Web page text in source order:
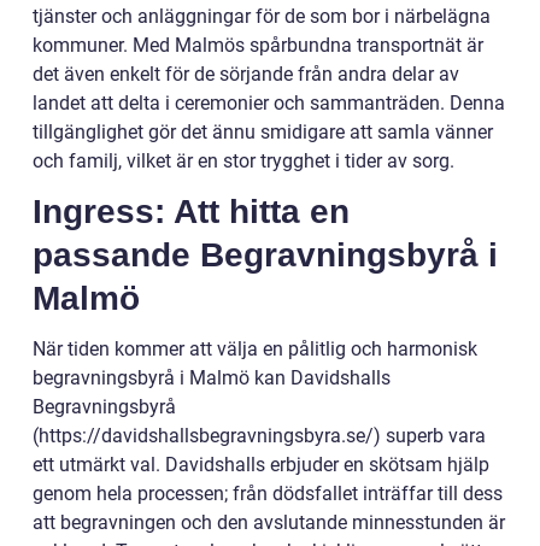
tjänster och anläggningar för de som bor i närbelägna
kommuner. Med Malmös spårbundna transportnät är
det även enkelt för de sörjande från andra delar av
landet att delta i ceremonier och sammanträden. Denna
tillgänglighet gör det ännu smidigare att samla vänner
och familj, vilket är en stor trygghet i tider av sorg.
Ingress: Att hitta en
passande Begravningsbyrå i
Malmö
När tiden kommer att välja en pålitlig och harmonisk
begravningsbyrå i Malmö kan Davidshalls
Begravningsbyrå
(https://davidshallsbegravningsbyra.se/) superb vara
ett utmärkt val. Davidshalls erbjuder en skötsam hjälp
genom hela processen; från dödsfallet inträffar till dess
att begravningen och den avslutande minnesstunden är